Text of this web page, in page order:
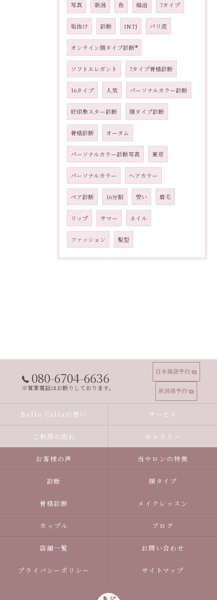
写真 新潟 色 婚活 7タイプ
垢抜け 診断 INTJ パリ流
オンライン顔タイプ診断®︎
ソフトエレガント 7タイプ骨格診断
16タイプ 人気 パーソナルカラー診断
好印象スター診断 顔タイプ診断
骨格診断 オータム
パーソナルカラー診断写真 東京
パーソナルカラー ヘアカラー
ペア診断 16分割 安い 眉毛
リップ サマー ネイル
ファッション 髪型
080-6704-6636
※営業電話はお断りしております。
日本橋店予約
新潟店予約
Belle Callaの想い サービス
ご利用の流れ ギャラリー
お客様の声 当サロンの特徴
診断 顔タイプ
骨格診断 メイクレッスン
カップル ブログ
店舗一覧 お問い合わせ
プライバシーポリシー サイトマップ